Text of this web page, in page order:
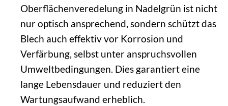
Oberflächenveredelung in Nadelgrün ist nicht
nur optisch ansprechend, sondern schützt das
Blech auch effektiv vor Korrosion und
Verfärbung, selbst unter anspruchsvollen
Umweltbedingungen. Dies garantiert eine
lange Lebensdauer und reduziert den
Wartungsaufwand erheblich.